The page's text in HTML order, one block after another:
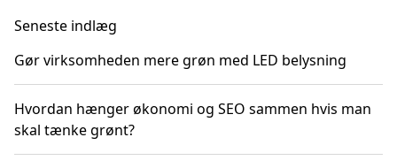
Seneste indlæg
Gør virksomheden mere grøn med LED belysning
Hvordan hænger økonomi og SEO sammen hvis man
skal tænke grønt?